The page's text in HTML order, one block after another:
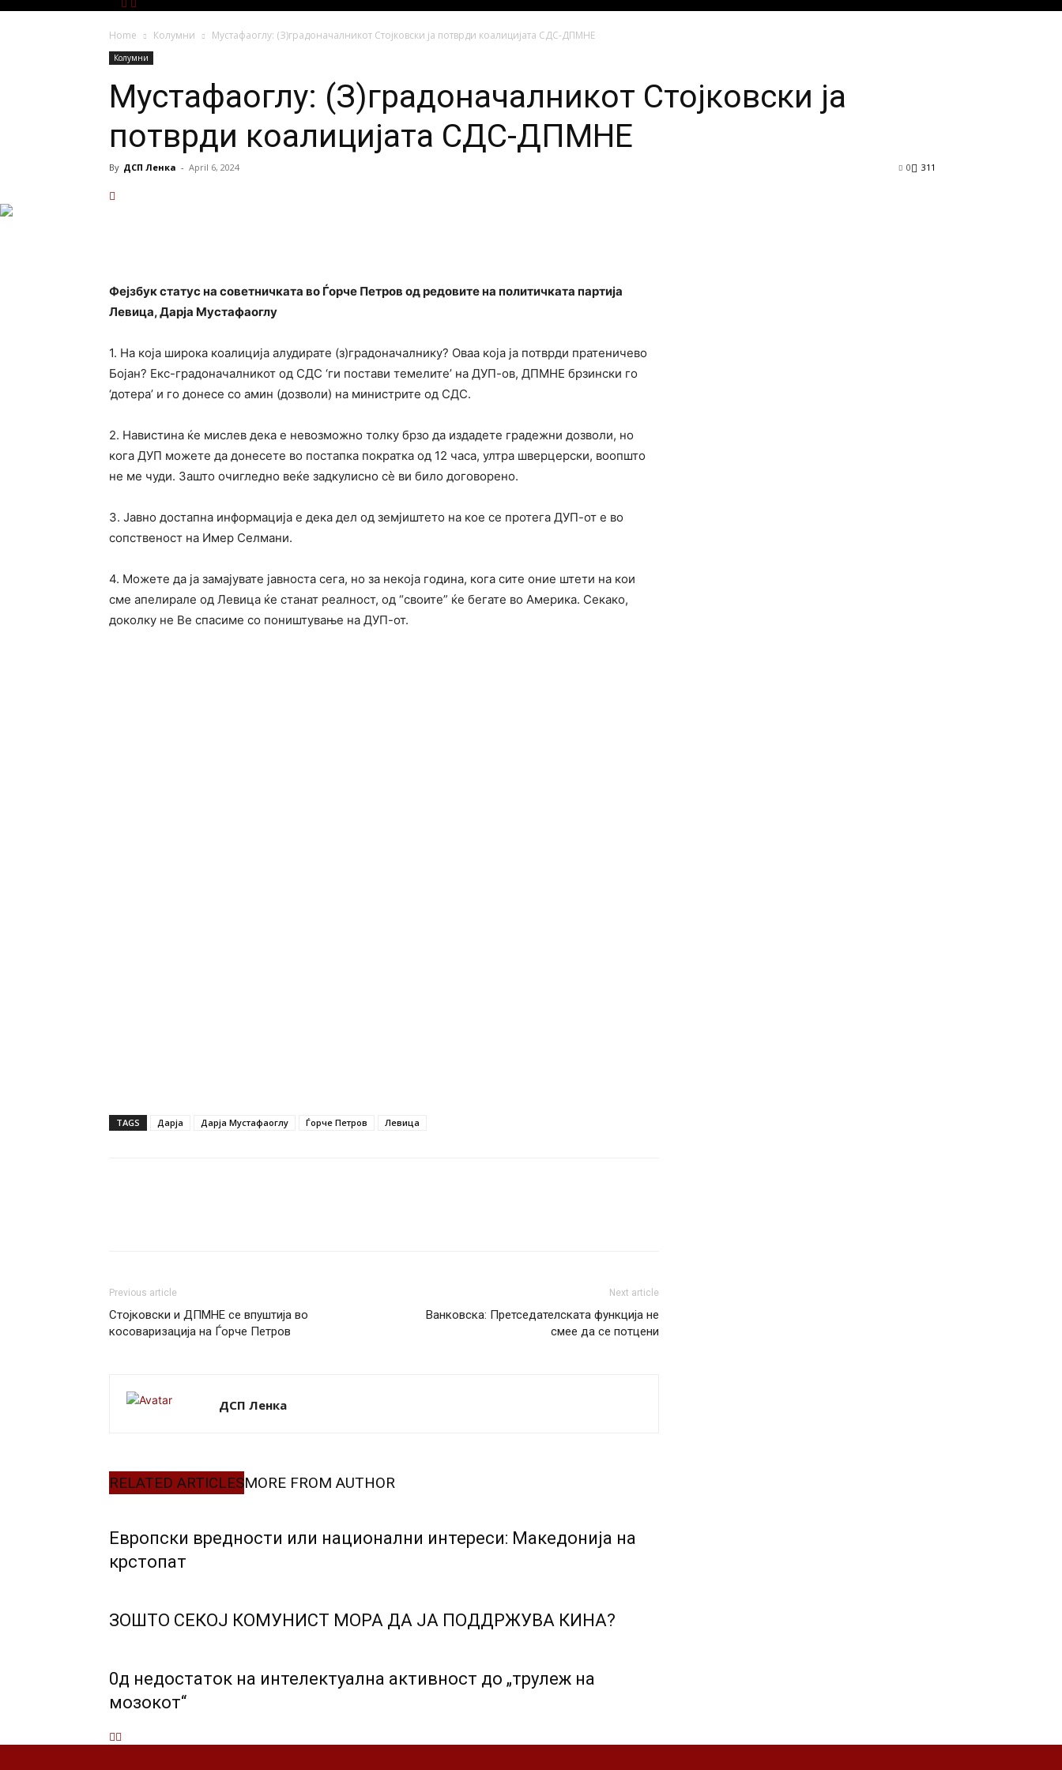
Home Колумни Мустафаоглу: (З)градоначалникот Стојковски ја потврди коалицијата СДС-ДПМНЕ
Колумни
Мустафаоглу: (З)градоначалникот Стојковски ја
потврди коалицијата СДС-ДПМНЕ
By ДСП Ленка - April 6, 2024 311
0
Фејзбук статус на советничката во Ѓорче Петров од редовите на политичката партија
Левица, Дарја Мустафаоглу
1. На која широка коалиција алудирате (з)градоначалнику? Оваа која ја потврди пратеничево
Бојан? Екс-градоначалникот од СДС ‘ги постави темелите’ на ДУП-ов, ДПМНЕ брзински го
‘дотера’ и го донесе со амин (дозволи) на министрите од СДС.
2. Навистина ќе мислев дека е невозможно толку брзо да издадете градежни дозволи, но
кога ДУП можете да донесете во постапка пократка од 12 часа, ултра шверцерски, воопшто
не ме чуди. Зашто очигледно веќе задкулисно сѐ ви било договорено.
3. Јавно достапна информација е дека дел од земјиштето на кое се протега ДУП-от е во
сопственост на Имер Селмани.
4. Можете да ја замајувате јавноста сега, но за некоја година, кога сите оние штети на кои
сме апелирале од Левица ќе станат реалност, од “своите” ќе бегате во Америка. Секако,
доколку не Ве спасиме со поништување на ДУП-от.
TAGS Дарја Дарја Мустафаоглу Ѓорче Петров Левица
Previous article
Стојковски и ДПМНЕ се впуштија во
косоваризација на Ѓорче Петров
Next article
Ванковска: Претседателската функција не
смее да се потцени
ДСП Ленка
RELATED ARTICLESMORE FROM AUTHOR
Европски вредности или национални интереси: Македонија на
крстопат
ЗОШТО СЕКОЈ КОМУНИСТ МОРА ДА ЈА ПОДДРЖУВА КИНА?
0д недостаток на интелектуална активност до „трулеж на
мозокот“